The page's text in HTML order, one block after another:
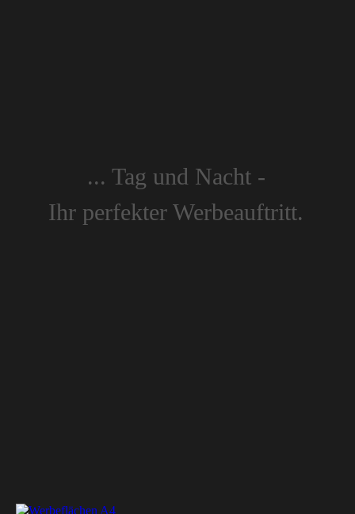
... Tag und Nacht -
Ihr perfekter Werbeauftritt.